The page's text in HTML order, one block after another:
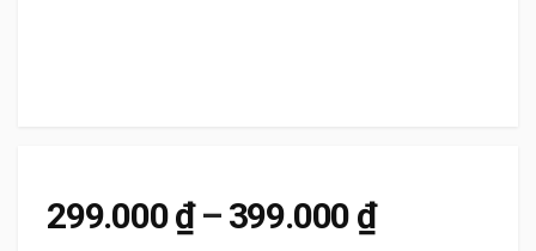
299.000₫ – 399.000 ₫Khoảng